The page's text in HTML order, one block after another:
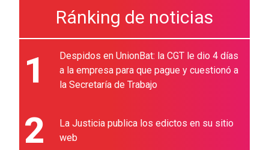
Ránking de noticias
1
Despidos en UnionBat: la CGT le dio 4 días
a la empresa para que pague y cuestionó a
la Secretaría de Trabajo
2
La Justicia publica los edictos en su sitio
web